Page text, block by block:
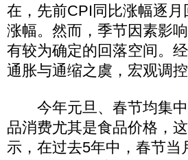
在，先前CPI同比涨幅逐
涨幅。然而，季节因素影
有较为确定的回落空间。
通胀与通缩之虞，宏观调
今年元旦、春节均集中
品消费尤其是食品价格，
示，在过去5年中，春节